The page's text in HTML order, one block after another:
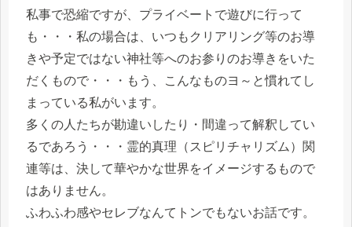
私事で恐縮ですが、プライベートで遊びに行って
も・・・私の場合は、いつもクリアリング等のお導
きや予定ではない神社等へのお参りのお導きをいた
だくもので・・・もう、こんなものヨ～と慣れてし
まっている私がいます。
多くの人たちが勘違いしたり・間違って解釈してい
るであろう・・・霊的真理（スピリチャリズム）関
連等は、決して華やかな世界をイメージするもので
はありません。
ふわふわ感やセレブなんてトンでもないお話です。